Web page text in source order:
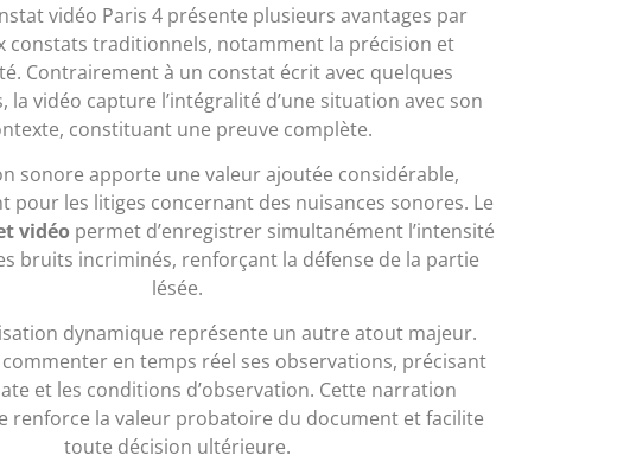
vidéo Paris 4 présente plusieurs avantages par
constats traditionnels, notamment la précision et
Contrairement à un constat écrit avec quelques
la vidéo capture l’intégralité d’une situation avec son
constituant une preuve complète.
sonore apporte une valeur ajoutée considérable,
pour les litiges concernant des nuisances sonores. Le
vidéo permet d’enregistrer simultanément l’intensité
bruits incriminés, renforçant la défense de la partie
lésée.
dynamique représente un autre atout majeur.
commenter en temps réel ses observations, précisant
et les conditions d’observation. Cette narration
renforce la valeur probatoire du document et facilite
toute décision ultérieure.